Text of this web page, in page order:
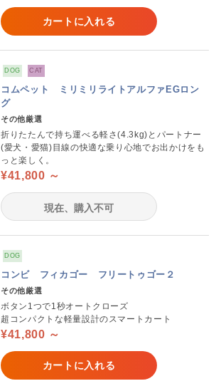
カートに入れる
DOG CAT
コムペット ミリミリライトアルファEGロン
グ
その他厳選
折りたたんで持ち運べる軽さ(4.3kg)とパートナー
(愛犬・愛猫)目線の快適な乗り心地でお出かけをも
っと楽しく。
¥41,800 ～
現在、購入不可
DOG
コンビ フィカゴー フリートゥゴー２
その他厳選
ボタン1つで1秒オートクローズ
超コンパクトな軽量設計のスマートカート
¥41,800 ～
カートに入れる